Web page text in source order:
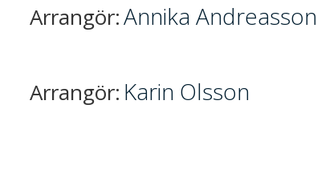
Arrangör:Annika Andreasson
Arrangör: Karin Olsson